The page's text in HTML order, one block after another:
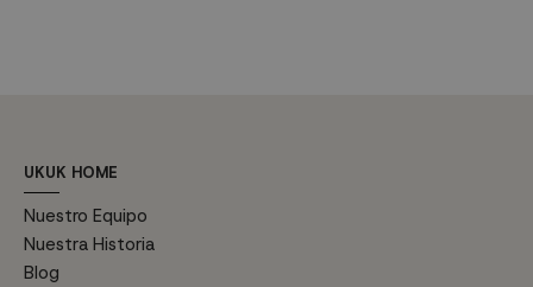
UKUK HOME
Nuestro Equipo
Nuestra Historia
Blog